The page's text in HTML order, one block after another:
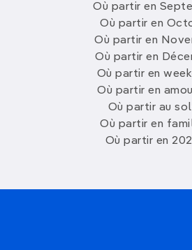
Où partir en
Où partir en
Où partir en
Où partir en
Où partir en
Où partir en
Où partir au
Où partir en
Où partir en